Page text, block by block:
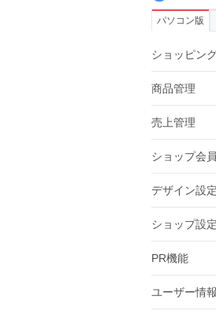
パソコン版
ショッピン
商品管理
売上管理
ショップ会
デザイン設定
ショップ設定
PR機能
ユーザー情報